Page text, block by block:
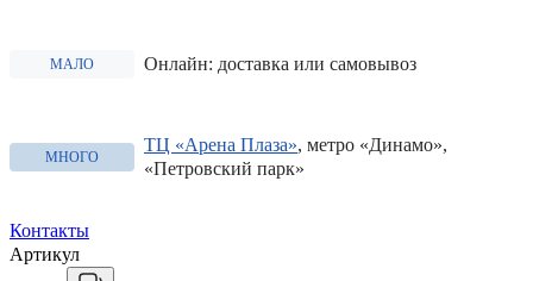
МАЛО Онлайн: доставка или самовывоз
МНОГО
ТЦ «Арена Плаза», метро «Динамо»,
«Петровский парк»
Контакты
Артикул